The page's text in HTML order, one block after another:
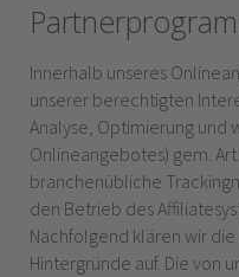
Innerhalb unseres
unserer berechtigten
Analyse, Optimierung und
Onlineangebotes) gem. Art.
branchenübliche
den Betrieb des
Nachfolgend klären wir
Hintergründe auf. Die von